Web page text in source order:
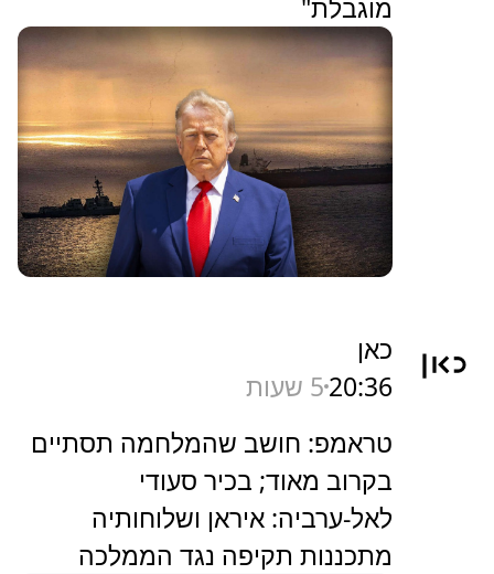
מוגבלת"
כאן
20:365 שעות
טראמפ: חושב שהמלחמה תסתיים
בקרוב מאוד; בכיר סעודי
לאל-ערביה: איראן ושלוחותיה
מתכננות תקיפה נגד הממלכה